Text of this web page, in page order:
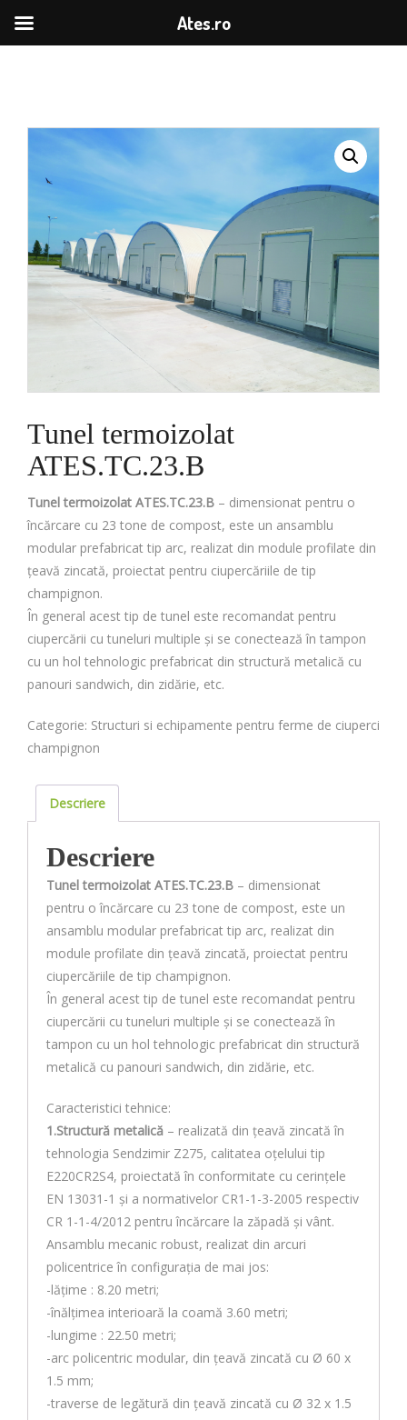
Tunel termoizolat
ATES.TC.23.B
Tunel termoizolat ATES.TC.23.B – dimensionat pentru o
încărcare cu 23 tone de compost, este un ansamblu
modular prefabricat tip arc, realizat din module profilate din
țeavă zincată, proiectat pentru ciupercăriile de tip
champignon.
În general acest tip de tunel este recomandat pentru
ciupercării cu tuneluri multiple și se conectează în tampon
cu un hol tehnologic prefabricat din structură metalică cu
panouri sandwich, din zidărie, etc.
Categorie: Structuri si echipamente pentru ferme de ciuperci
champignon
Descriere
Descriere
Tunel termoizolat ATES.TC.23.B – dimensionat
pentru o încărcare cu 23 tone de compost, este un
ansamblu modular prefabricat tip arc, realizat din
module profilate din țeavă zincată, proiectat pentru
ciupercăriile de tip champignon.
În general acest tip de tunel este recomandat pentru
ciupercării cu tuneluri multiple și se conectează în
tampon cu un hol tehnologic prefabricat din structură
metalică cu panouri sandwich, din zidărie, etc.
Caracteristici tehnice:
1.Structură metalică – realizată din țeavă zincată în
tehnologia Sendzimir Z275, calitatea oțelului tip
E220CR2S4, proiectată în conformitate cu cerințele
EN 13031-1 și a normativelor CR1-1-3-2005 respectiv
CR 1-1-4/2012 pentru încărcare la zăpadă și vânt.
Ansamblu mecanic robust, realizat din arcuri
policentrice în configuraţia de mai jos:
-lăţime : 8.20 metri;
-înălţimea interioară la coamă 3.60 metri;
-lungime : 22.50 metri;
-arc policentric modular, din ţeavă zincată cu Ø 60 x
1.5 mm;
-traverse de legătură din ţeavă zincată cu Ø 32 x 1.5
Ates.ro